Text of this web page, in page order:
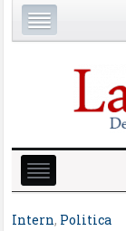
Intern, Politica